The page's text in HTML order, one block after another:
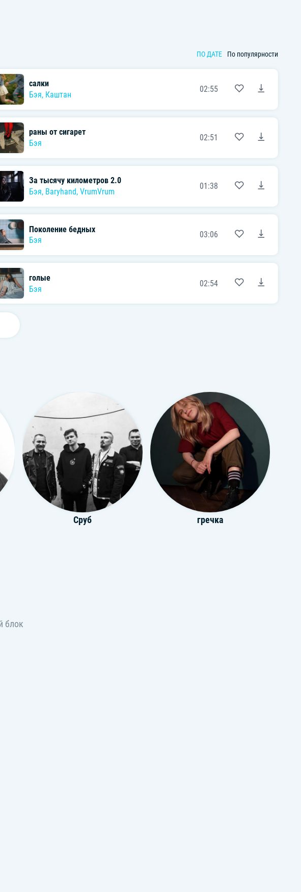
ПО ДАТЕ По популярности
салки
Бэя, Каштан
02:55
раны от сигарет
Бэя
02:51
За тысячу километров 2.0
Бэя, Baryhand, VrumVrum
01:38
Поколение бедных
Бэя
03:06
голые
Бэя
02:54
Сруб гречка